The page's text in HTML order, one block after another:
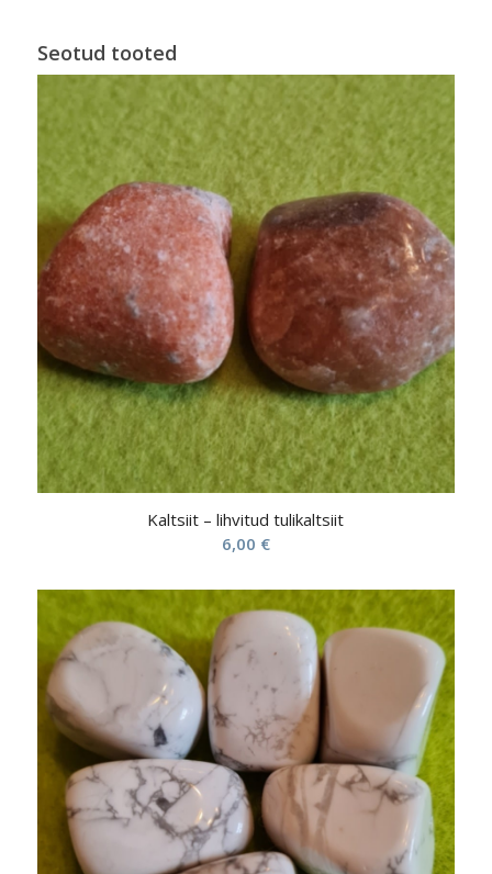
Seotud tooted
Kaltsiit – lihvitud tulikaltsiit
6,00 €